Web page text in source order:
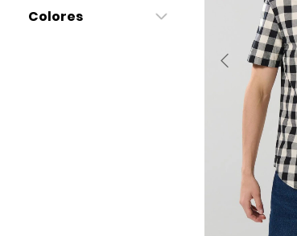
Colores